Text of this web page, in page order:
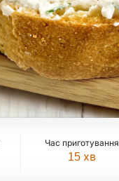
Час приготування
15 хв